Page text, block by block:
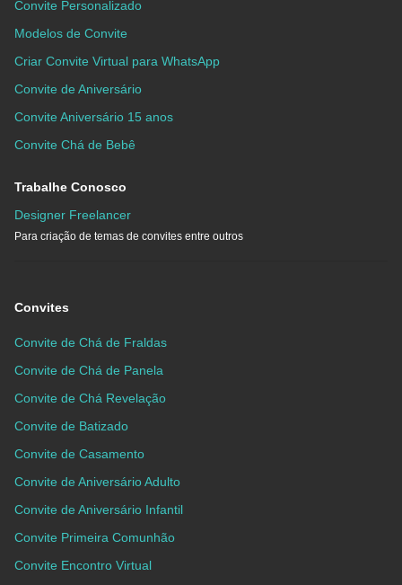
Convite Personalizado
Modelos de Convite
Criar Convite Virtual para WhatsApp
Convite de Aniversário
Convite Aniversário 15 anos
Convite Chá de Bebê
Trabalhe Conosco
Designer Freelancer
Para criação de temas de convites entre outros
Convites
Convite de Chá de Fraldas
Convite de Chá de Panela
Convite de Chá Revelação
Convite de Batizado
Convite de Casamento
Convite de Aniversário Adulto
Convite de Aniversário Infantil
Convite Primeira Comunhão
Convite Encontro Virtual